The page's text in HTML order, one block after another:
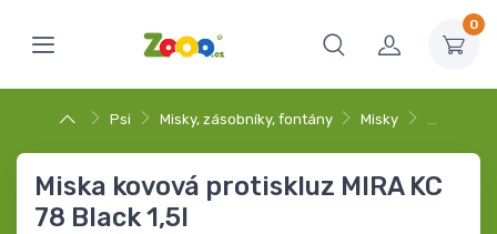
0
Psi Misky, zásobníky, fontány Misky …
Miska kovová protiskluz MIRA KC
78 Black 1,5l